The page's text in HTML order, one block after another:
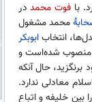
بافوت محمد در
محمد مشغول
انتخابابوبکر
منصوب شده‌است و
حال آنکه
معادلی ندارد.
بین خلیفه و اتباع